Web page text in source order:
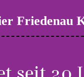
Friedenau